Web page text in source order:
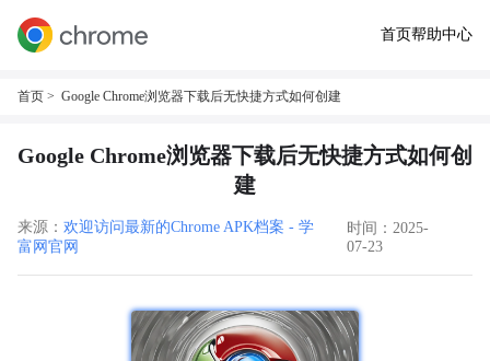
首页帮助中心
首页 > Google Chrome浏览器下载后无快捷方式如何创建
Google Chrome浏览器下载后无快捷方式如何创
建
来源： 欢迎访问最新的Chrome APK档案 - 学
富网官网
时间：2025-
07-23